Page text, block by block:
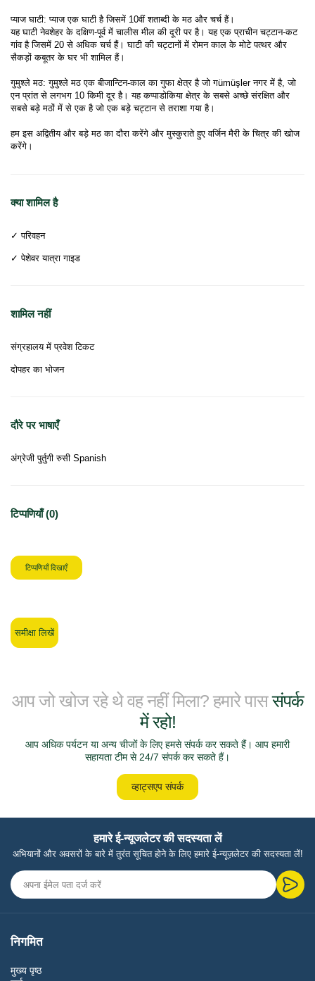
प्याज घाटी: प्याज एक घाटी है जिसमें 10वीं शताब्दी के मठ और चर्च हैं।
यह घाटी नेवशेहर के दक्षिण-पूर्व में चालीस मील की दूरी पर है। यह एक प्राचीन चट्टान-कट
गांव है जिसमें 20 से अधिक चर्च हैं। घाटी की चट्टानों में रोमन काल के मोटे पत्थर और
सैकड़ों कबूतर के घर भी शामिल हैं।
गुमुश्ले मठ: गुमुश्ले मठ एक बीजान्टिन-काल का गुफा क्षेत्र है जो गümüşler नगर में है, जो
एन प्रांत से लगभग 10 किमी दूर है। यह कप्पाडोकिया क्षेत्र के सबसे अच्छे संरक्षित और
सबसे बड़े मठों में से एक है जो एक बड़े चट्टान से तराशा गया है।
हम इस अद्वितीय और बड़े मठ का दौरा करेंगे और मुस्कुराते हुए वर्जिन मैरी के चित्र की खोज
करेंगे।
क्या शामिल है
✓ परिवहन
✓ पेशेवर यात्रा गाइड
शामिल नहीं
संग्रहालय में प्रवेश टिकट
दोपहर का भोजन
दौरे पर भाषाएँ
अंग्रेजी पुर्तुगी रुसी Spanish
टिप्पणियाँ (0)
टिप्पणियाँ दिखाएँ
समीक्षा लिखें
आप जो खोज रहे थे वह नहीं मिला? हमारे पाससंपर्क
में रहो!
आप अधिक पर्यटन या अन्य चीजों के लिए हमसे संपर्क कर सकते हैं। आप हमारी
सहायता टीम से 24/7 संपर्क कर सकते हैं।
व्हाट्सएप संपर्क
हमारे ई-न्यूजलेटर की सदस्यता लें
अभियानों और अवसरों के बारे में तुरंत सूचित होने के लिए हमारे ई-न्यूज़लेटर की सदस्यता लें!
निगमित
मुख्य पृष्ठ